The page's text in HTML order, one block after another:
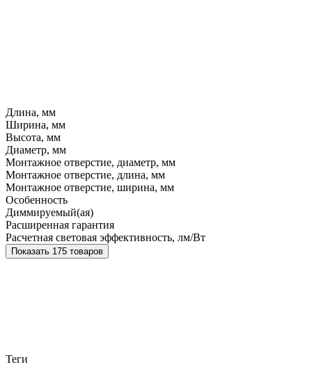
Длина, мм
Ширина, мм
Высота, мм
Диаметр, мм
Монтажное отверстие, диаметр, мм
Монтажное отверстие, длина, мм
Монтажное отверстие, ширина, мм
Особенность
Диммируемый(ая)
Расширенная гарантия
Расчетная световая эффективность, лм/Вт
Показать 175 товаров
Теги